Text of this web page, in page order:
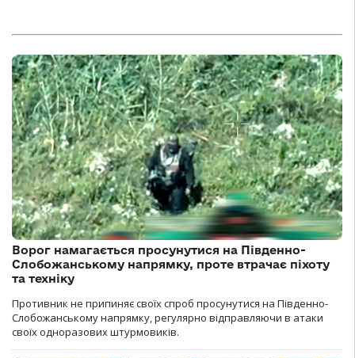
Ворог намагається просунутися на Південно-
Слобожанському напрямку, проте втрачає піхоту
та техніку
Противник не припиняє своїх спроб просунутися на Південно-
Слобожанському напрямку, регулярно відправляючи в атаки
своїх одноразових штурмовиків.